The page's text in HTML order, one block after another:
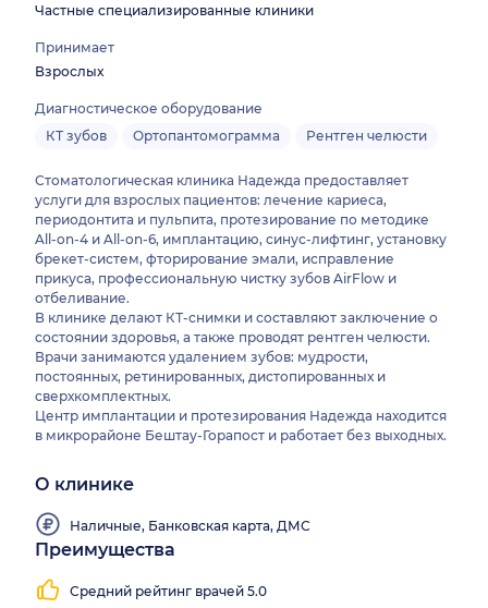
Частные специализированные клиники
Принимает
Взрослых
Диагностическое оборудование
КТ зубов
Ортопантомограмма Рентген челюсти
Стоматологическая клиника Надежда предоставляет
услуги для взрослых пациентов: лечение кариеса,
периодонтита и пульпита, протезирование по методике
All-on-4 и All-on-6, имплантацию, синус-лифтинг, установку
брекет-систем, фторирование эмали, исправление
прикуса, профессиональную чистку зубов AirFlow и
отбеливание.
В клинике делают КТ-снимки и составляют заключение о
состоянии здоровья, а также проводят рентген челюсти.
Врачи занимаются удалением зубов: мудрости,
постоянных, ретинированных, дистопированных и
сверхкомплектных.
Центр имплантации и протезирования Надежда находится
в микрорайоне Бештау-Горапост и работает без выходных.
О клинике
Наличные, Банковская карта, ДМС
Преимущества
Средний рейтинг врачей 5.0